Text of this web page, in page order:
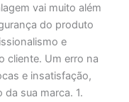
vai muito além
do produto
e
cliente. Um erro na
e insatisfação,
sua marca. 1.